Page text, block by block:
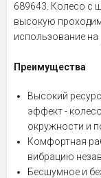
689643. Колесо с
высокую
использование
Преимущества
Высокий
эффект -
окружности и
Комфортная
вибрацию
Бесшумное и